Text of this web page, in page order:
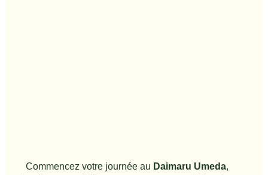
Commencez votre journée au Daimaru Umeda,